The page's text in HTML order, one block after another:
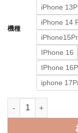
機種
iPhone
iPhone 14
IPhone 16
IPhone
iphone
iphone17 ケース グ